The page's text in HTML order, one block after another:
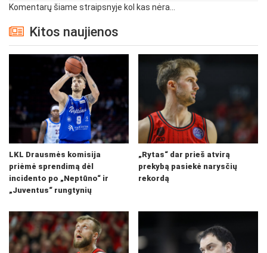
Komentarų šiame straipsnyje kol kas nėra...
Kitos naujienos
LKL Drausmės komisija
priėmė sprendimą dėl
incidento po „Neptūno“ ir
„Juventus“ rungtynių
„Rytas“ dar prieš atvirą
prekybą pasiekė narysčių
rekordą